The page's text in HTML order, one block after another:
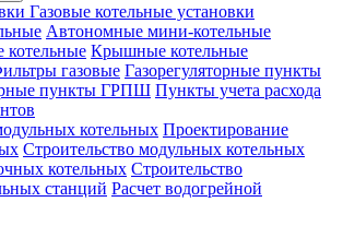
Газовые котельные установки
Автономные мини-котельные
котельные Крышные котельные
газовые Газорегуляторные пункты
пункты ГРПШ Пункты учета расхода
котельных Проектирование
Строительство модульных котельных
котельных Строительство
станций Расчет водогрейной